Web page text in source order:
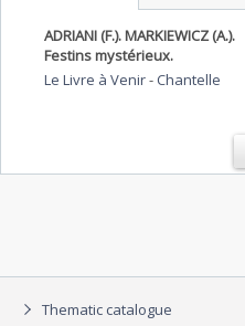
ADRIANI (F.). MARKIEWICZ (A.).
Festins mystérieux.
Le Livre à Venir- Chantelle
Thematic catalogue